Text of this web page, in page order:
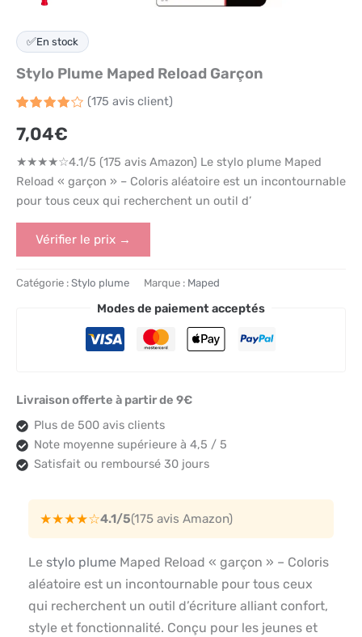
✅En stock
Stylo Plume Maped Reload Garçon
4.1
sur 5
sur
notations
client
(175 avis client)
7,04€
★★★★☆4.1/5 (175 avis Amazon) Le stylo plume Maped
Reload « garçon » – Coloris aléatoire est un incontournable
pour tous ceux qui recherchent un outil d’
Vérifier le prix →
Catégorie : Stylo plume Marque : Maped
Modes de paiement acceptés
Livraison offerte à partir de 9€
Plus de 500 avis clients
Note moyenne supérieure à 4,5 / 5
Satisfait ou remboursé 30 jours
★★★★☆4.1/5(175 avis Amazon)
Le stylo plume Maped Reload « garçon » – Coloris
aléatoire est un incontournable pour tous ceux
qui recherchent un outil d’écriture alliant confort,
style et fonctionnalité. Conçu pour les jeunes et